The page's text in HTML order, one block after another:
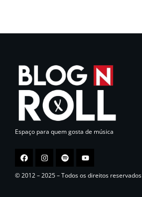
Espaço para quem gosta de música
© 2012 – 2025 – Todos os direitos reservados